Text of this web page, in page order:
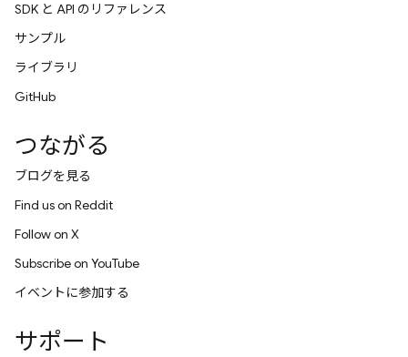
SDK と API のリファレンス
サンプル
ライブラリ
GitHub
つながる
ブログを見る
Find us on Reddit
Follow on X
Subscribe on YouTube
イベントに参加する
サポート